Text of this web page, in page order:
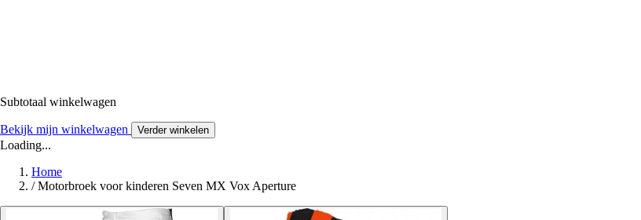
Subtotaal winkelwagen
Bekijk mijn winkelwagen Verder winkelen
Loading...
Home
/ Motorbroek voor kinderen Seven MX Vox Aperture